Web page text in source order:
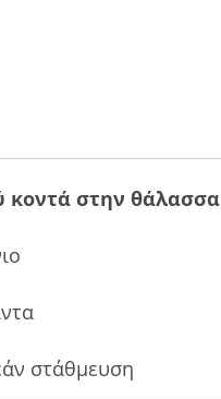
κοντά στην θάλασσα
στάθμευση